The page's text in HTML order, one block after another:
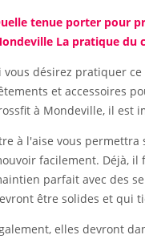
tenue porter pour
La pratique du
vous désirez pratiquer
et accessoires
à Mondeville, il est
à l'aise vous
facilement. Déjà,
parfait avec des
être solides et qui
elles devront